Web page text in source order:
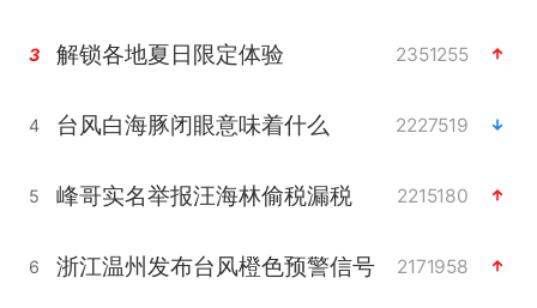
3 解锁各地夏日限定体验 2351255
4 台风白海豚闭眼意味着什么 2227519
5 峰哥实名举报汪海林偷税漏税 2215180
6 浙江温州发布台风橙色预警信号 2171958